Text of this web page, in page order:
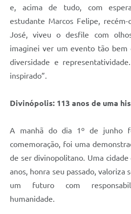
e, acima de tudo, com
estudante Marcos Felipe, recém-
José, viveu o desfile com
imaginei ver um evento tão bem
diversidade e
inspirado”.
Divinópolis: 113 anos de uma
A manhã do dia 1º de junho
comemoração, foi uma
de ser divinopolitano. Uma
anos, honra seu passado, valoriza
um futuro com
humanidade.